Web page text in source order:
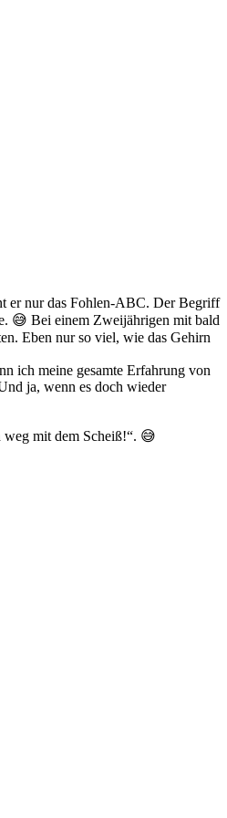
er nur das Fohlen-ABC. Der Begriff
😅 Bei einem Zweijährigen mit bald
Eben nur so viel, wie das Gehirn
ich meine gesamte Erfahrung von
ja, wenn es doch wieder
weg mit dem Scheiß!“. 😅